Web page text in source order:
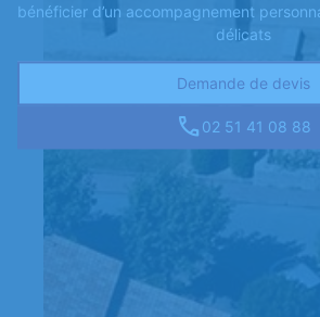
bénéficier d’un accompagnement
délicats
Demande de devis
02 51 41 08 88